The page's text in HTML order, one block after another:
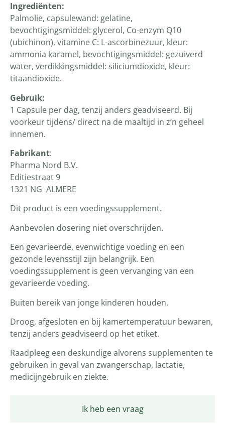
Ik heb een vraag
Ingrediënten:
Palmolie, capsulewand: gelatine,
bevochtigingsmiddel: glycerol, Co-enzym Q10
(ubichinon), vitamine C: L-ascorbinezuur, kleur:
ammonia karamel, bevochtigingsmiddel: gezuiverd
water, verdikkingsmiddel: siliciumdioxide, kleur:
titaandioxide.
Gebruik:
1 Capsule per dag, tenzij anders geadviseerd. Bij
voorkeur tijdens/ direct na de maaltijd in z’n geheel
innemen.
Fabrikant:
Pharma Nord B.V.
Editiestraat 9
1321 NG ALMERE
Dit product is een voedingssupplement.
Aanbevolen dosering niet overschrijden.
Een gevarieerde, evenwichtige voeding en een
gezonde levensstijl zijn belangrijk. Een
voedingssupplement is geen vervanging van een
gevarieerde voeding.
Buiten bereik van jonge kinderen houden.
Droog, afgesloten en bij kamertemperatuur bewaren,
tenzij anders geadviseerd op het etiket.
Raadpleeg een deskundige alvorens supplementen te
gebruiken in geval van zwangerschap, lactatie,
medicijngebruik en ziekte.